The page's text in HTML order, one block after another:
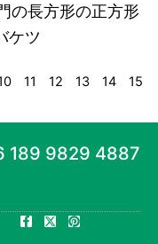
の長方形の正方形
ケツ
11 12 13 14
15
189 9829 4887
フ
ェ
エ
ッ
ピ
ン